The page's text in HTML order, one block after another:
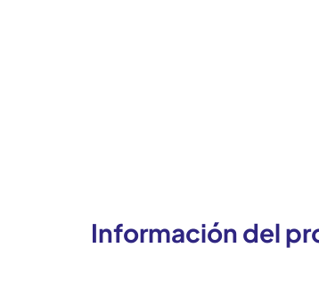
Información del